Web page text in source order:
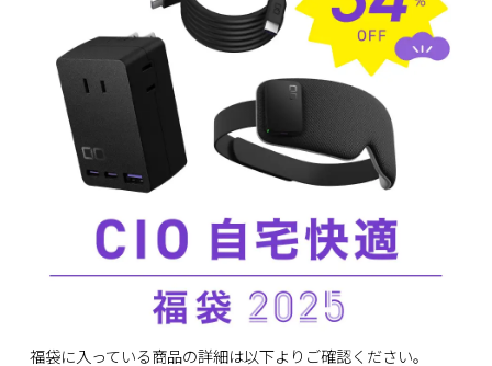
福袋に入っている商品の詳細は以下よりご確認ください。